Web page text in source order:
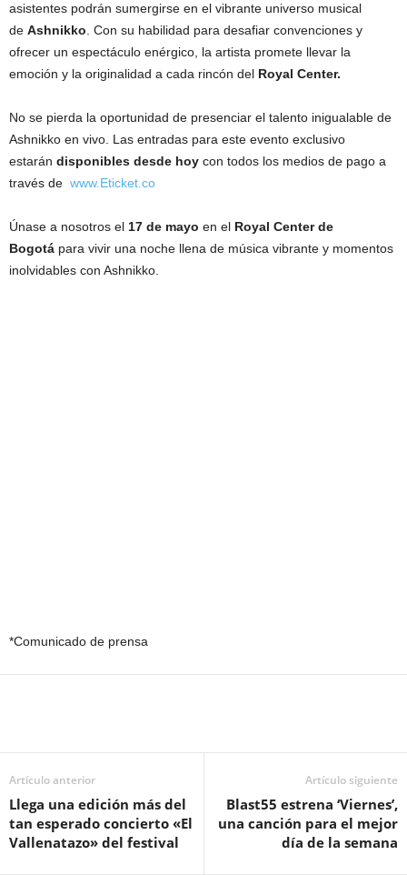
asistentes podrán sumergirse en el vibrante universo musical
de Ashnikko . Con su habilidad para desafiar convenciones y
ofrecer un espectáculo enérgico, la artista promete llevar la
emoción y la originalidad a cada rincón del Royal Center.
No se pierda la oportunidad de presenciar el talento inigualable de
Ashnikko en vivo. Las entradas para este evento exclusivo
estarán disponibles desde hoy con todos los medios de pago a
través de www.Eticket.co
Únase a nosotros el 17 de mayo en el Royal Center de
Bogotá para vivir una noche llena de música vibrante y momentos
inolvidables con Ashnikko.
*Comunicado de prensa
Artículo anterior
Llega una edición más del
tan esperado concierto «El
Vallenatazo» del festival
Artículo siguiente
Blast55 estrena ‘Viernes’,
una canción para el mejor
día de la semana